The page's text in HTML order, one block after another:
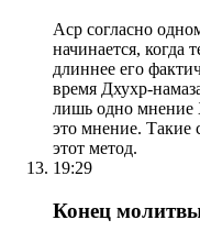
Аср согласно
начинается, когда
длиннее его
время Дхухр-
лишь одно мнение
это мнение. Такие
этот метод.
19:29
Конец